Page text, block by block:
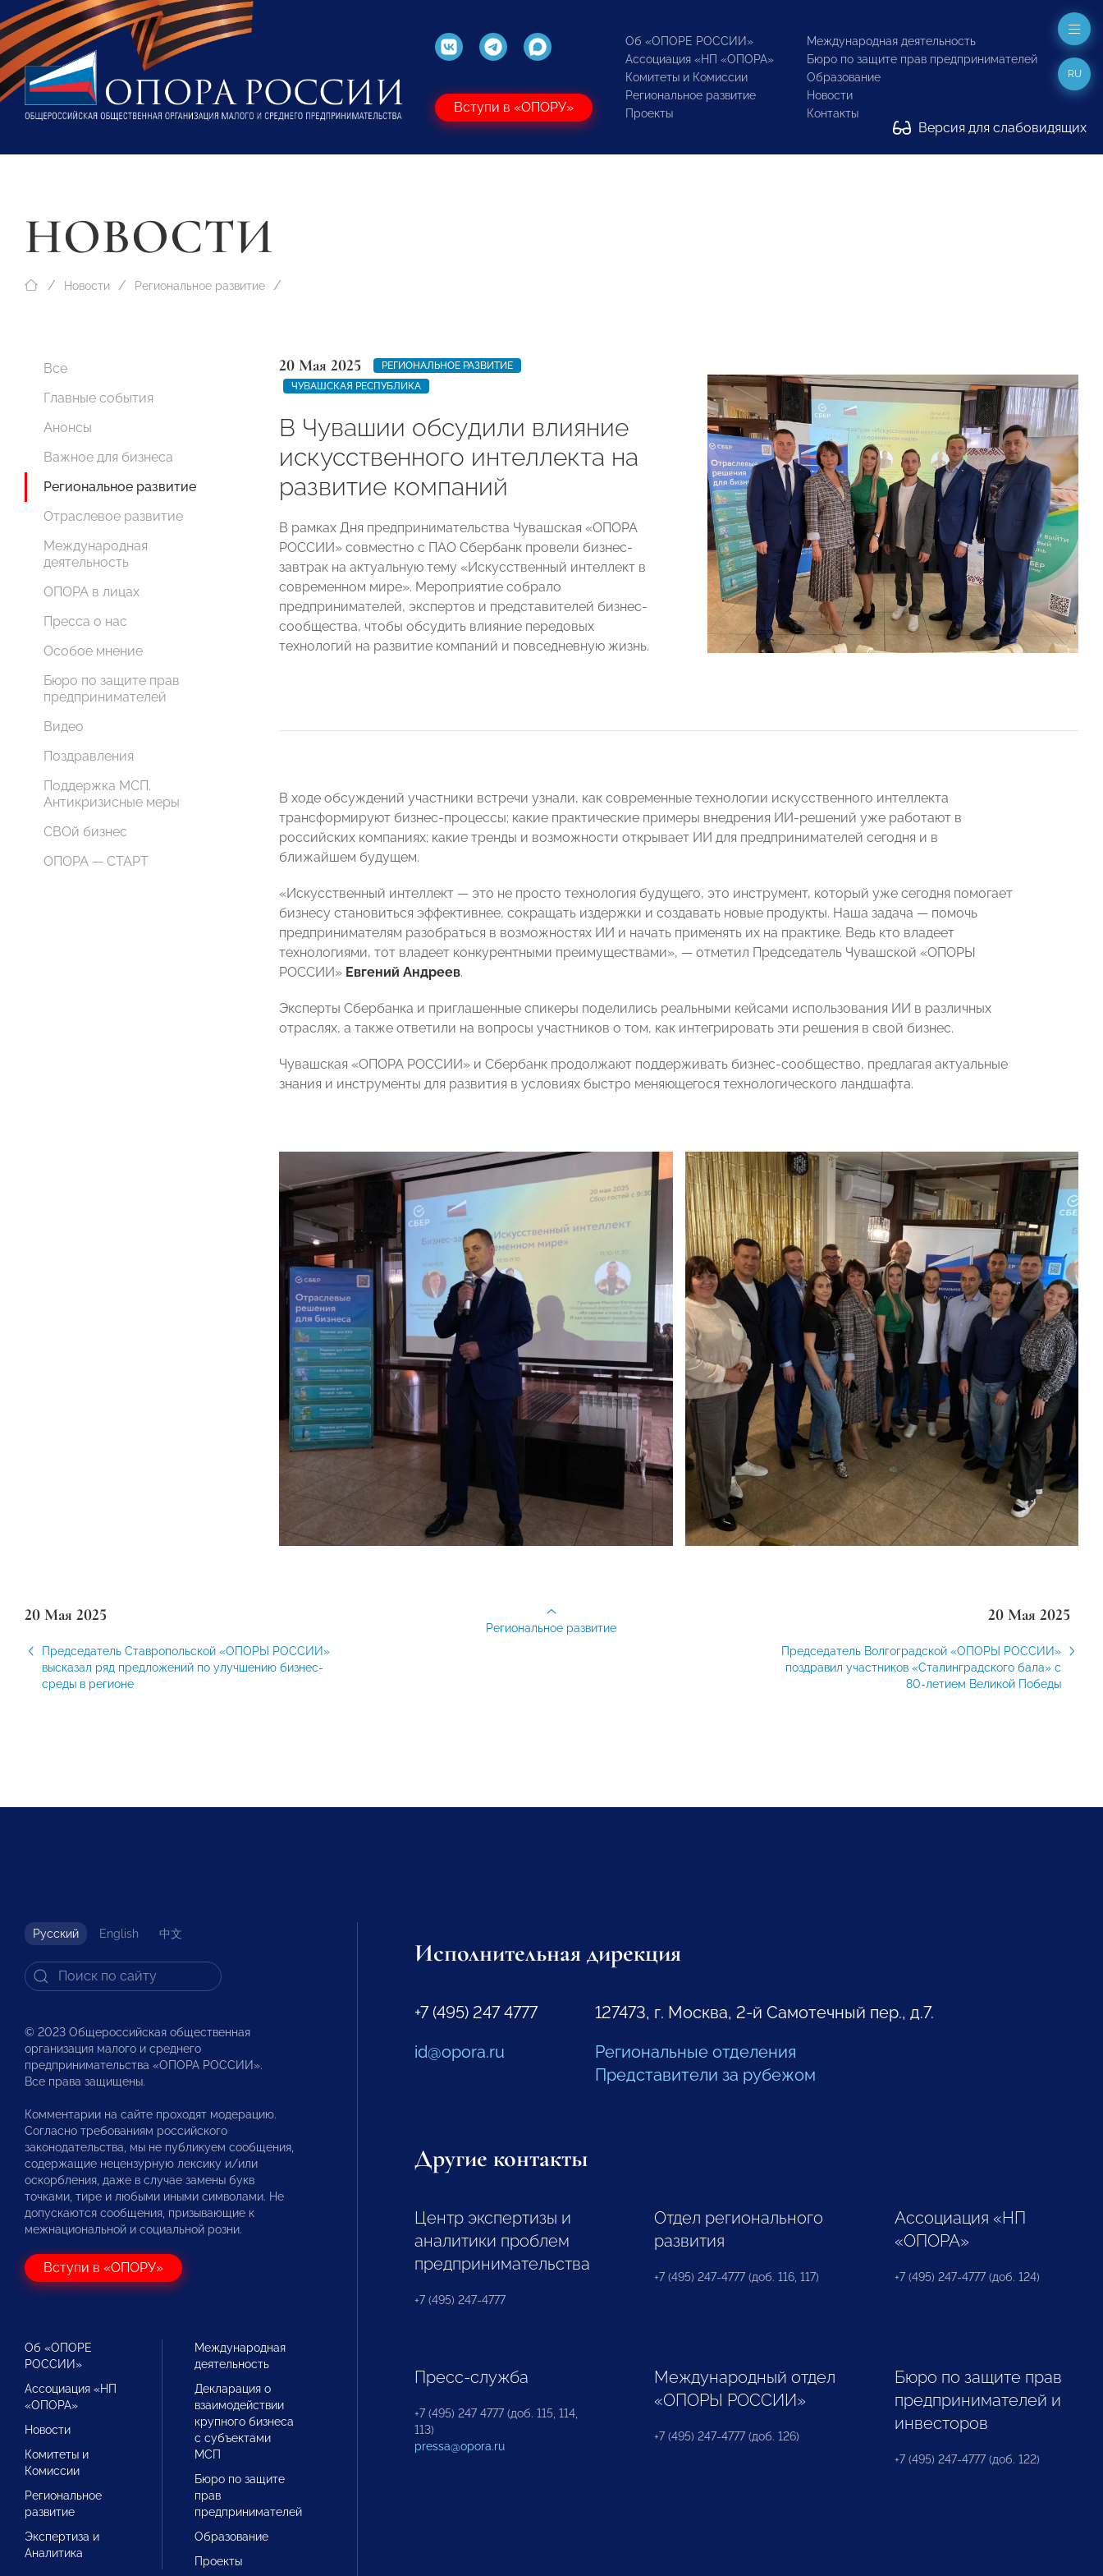
Вступи в «ОПОРУ»
Об «ОПОРЕ РОССИИ»
Ассоциация «НП «ОПОРА»
Комитеты и Комиссии
Региональное развитие
Проекты
Международная деятельность
Бюро по защите прав предпринимателей
Образование
Новости
Контакты
Версия для слабовидящих
RU
НОВОСТИ
Новости Региональное развитие
Все
Главные события
Анонсы
Важное для бизнеса
Региональное развитие
Отраслевое развитие
Международная
деятельность
ОПОРА в лицах
Пресса о нас
Особое мнение
Бюро по защите прав
предпринимателей
Видео
Поздравления
Поддержка МСП.
Антикризисные меры
СВОй бизнес
ОПОРА — СТАРТ
20 Мая 2025
РЕГИОНАЛЬНОЕ РАЗВИТИЕ
ЧУВАШСКАЯ РЕСПУБЛИКА
В Чувашии обсудили влияние
искусственного интеллекта на
развитие компаний
В рамках Дня предпринимательства Чувашская «ОПОРА
РОССИИ» совместно с ПАО Сбербанк провели бизнес-
завтрак на актуальную тему «Искусственный интеллект в
современном мире». Мероприятие собрало
предпринимателей, экспертов и представителей бизнес-
сообщества, чтобы обсудить влияние передовых
технологий на развитие компаний и повседневную жизнь.
В ходе обсуждений участники встречи узнали, как современные технологии искусственного интеллекта
трансформируют бизнес-процессы; какие практические примеры внедрения ИИ-решений уже работают в
российских компаниях; какие тренды и возможности открывает ИИ для предпринимателей сегодня и в
ближайшем будущем.
«Искусственный интеллект — это не просто технология будущего, это инструмент, который уже сегодня помогает
бизнесу становиться эффективнее, сокращать издержки и создавать новые продукты. Наша задача — помочь
предпринимателям разобраться в возможностях ИИ и начать применять их на практике. Ведь кто владеет
технологиями, тот владеет конкурентными преимуществами», — отметил Председатель Чувашской «ОПОРЫ
РОССИИ» Евгений Андреев.
Эксперты Сбербанка и приглашенные спикеры поделились реальными кейсами использования ИИ в различных
отраслях, а также ответили на вопросы участников о том, как интегрировать эти решения в свой бизнес.
Чувашская «ОПОРА РОССИИ» и Сбербанк продолжают поддерживать бизнес-сообщество, предлагая актуальные
знания и инструменты для развития в условиях быстро меняющегося технологического ландшафта.
20 Мая 2025
Председатель Ставропольской «ОПОРЫ РОССИИ»
высказал ряд предложений по улучшению бизнес-
среды в регионе
20 Мая 2025
Председатель Волгоградской «ОПОРЫ РОССИИ»
поздравил участников «Сталинградского бала» с
80-летием Великой Победы
Региональное развитие
Русский English 中文
© 2023 Общероссийская общественная
организация малого и среднего
предпринимательства «ОПОРА РОССИИ».
Все права защищены.
Комментарии на сайте проходят модерацию.
Согласно требованиям российского
законодательства, мы не публикуем сообщения,
содержащие нецензурную лексику и/или
оскорбления, даже в случае замены букв
точками, тире и любыми иными символами. Не
допускаются сообщения, призывающие к
межнациональной и социальной розни.
Вступи в «ОПОРУ»
Об «ОПОРЕ
РОССИИ»
Ассоциация «НП
«ОПОРА»
Новости
Комитеты и
Комиссии
Региональное
развитие
Экспертиза и
Аналитика
Международная
деятельность
Декларация о
взаимодействии
крупного бизнеса
с субъектами
МСП
Бюро по защите
прав
предпринимателей
Образование
Проекты
Исполнительная дирекция
+7 (495) 247 4777
id@opora.ru
127473, г. Москва, 2-й Самотечный пер., д.7.
Региональные отделения
Представители за рубежом
Другие контакты
Центр экспертизы и
аналитики проблем
предпринимательства
+7 (495) 247-4777
Отдел регионального
развития
+7 (495) 247-4777 (доб. 116, 117)
Ассоциация «НП
«ОПОРА»
+7 (495) 247-4777 (доб. 124)
Пресс-служба
+7 (495) 247 4777 (доб. 115, 114,
113)
pressa@opora.ru
Международный отдел
«ОПОРЫ РОССИИ»
+7 (495) 247-4777 (доб. 126)
Бюро по защите прав
предпринимателей и
инвесторов
+7 (495) 247-4777 (доб. 122)